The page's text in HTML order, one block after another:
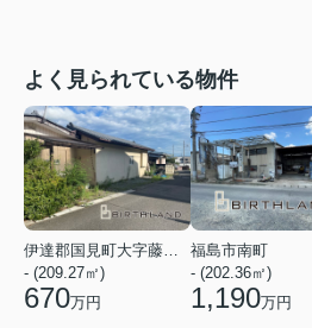
よく見られている物件
伊達郡国見町大字藤田字古鹿島
- (209.27㎡)
670万円
福島市南町
- (202.36㎡)
1,190万円